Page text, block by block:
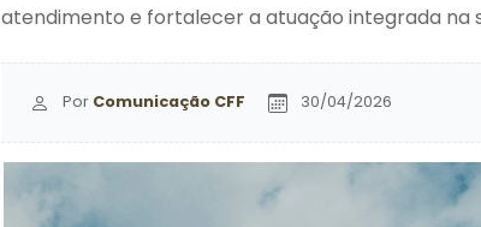
atendimento e fortalecer a atuação integrada na
Por Comunicação CFF 30/04/2026